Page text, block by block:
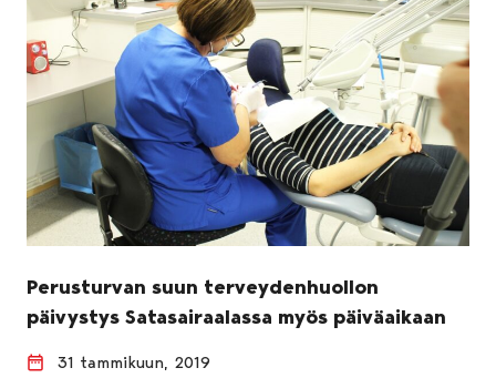
Perusturvan suun terveydenhuollon
päivystys Satasairaalassa myös päiväaikaan
31 tammikuun, 2019